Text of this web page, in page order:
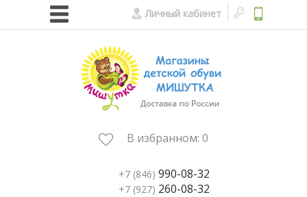
Личный кабинет
В избранном: 0
+7 (846) 990-08-32
+7 (927) 260-08-32